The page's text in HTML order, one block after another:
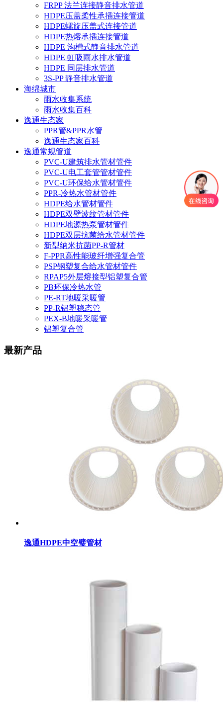
FRPP 法兰连接静音排水管道
HDPE压盖柔性承插连接管道
HDPE螺旋压盖式连接管道
HDPE热熔承插连接管道
HDPE 沟槽式静音排水管道
HDPE 虹吸雨水排水管道
HDPE 同层排水管道
3S-PP 静音排水管道
海绵城市
雨水收集系统
雨水收集百科
逸通生态家
PPR管&PPR水管
逸通生态家百科
逸通常规管道
PVC-U建筑排水管材管件
PVC-U电工套管管材管件
PVC-U环保给水管材管件
PPR-冷热水管材管件
HDPE给水管材管件
HDPE双壁波纹管材管件
HDPE地源热泵管材管件
HDPE双层抗菌给水管材管件
新型纳米抗菌PP-R管材
F-PPR高性能玻纤增强复合管
PSP钢塑复合给水管材管件
RPAP5外层熔接型铝塑复合管
PB环保冷热水管
PE-RT地暖采暖管
PP-R铝塑稳态管
PEX-B地暖采暖管
铝塑复合管
最新产品
逸通HDPE中空璧管材